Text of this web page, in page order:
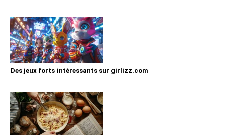
Des jeux forts intéressants sur girlizz.com